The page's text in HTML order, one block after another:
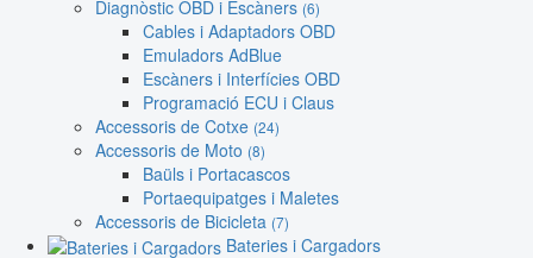
Diagnòstic OBD i Escàners (6)
Cables i Adaptadors OBD
Emuladors AdBlue
Escàners i Interfícies OBD
Programació ECU i Claus
Accessoris de Cotxe (24)
Accessoris de Moto (8)
Baüls i Portacascos
Portaequipatges i Maletes
Accessoris de Bicicleta (7)
Bateries i Cargadors